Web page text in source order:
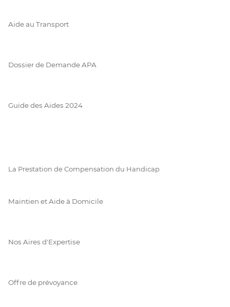
Aide au Transport
Dossier de Demande APA
Guide des Aides 2024
La Prestation de Compensation du Handicap
Maintien et Aide à Domicile
Nos Aires d'Expertise
Offre de prévoyance